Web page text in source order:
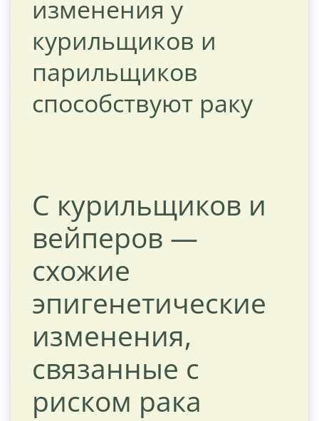
изменения у
курильщиков и
парильщиков
способствуют раку
С курильщиков и
вейперов —
схожие
эпигенетические
изменения,
связанные с
риском рака